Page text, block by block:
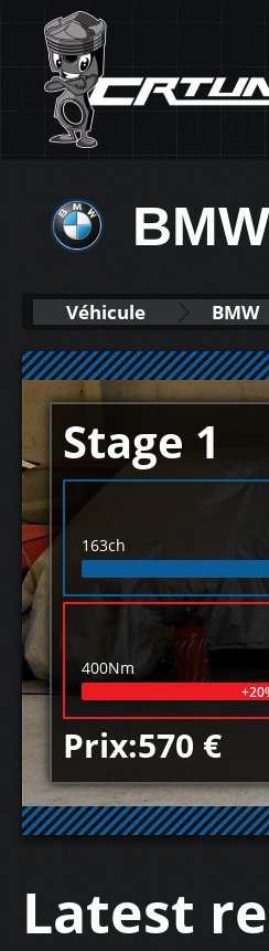
Véhicule BMW
Stage 1
163ch
400Nm
Prix:570 €
Latest